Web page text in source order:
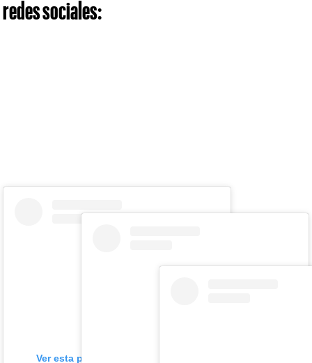
redes sociales:
Ver esta publicación en Instagram